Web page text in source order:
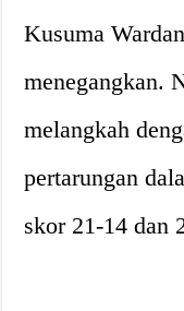
Kusuma
menegangkan.
melangkah
pertarungan
skor 21-14 dan